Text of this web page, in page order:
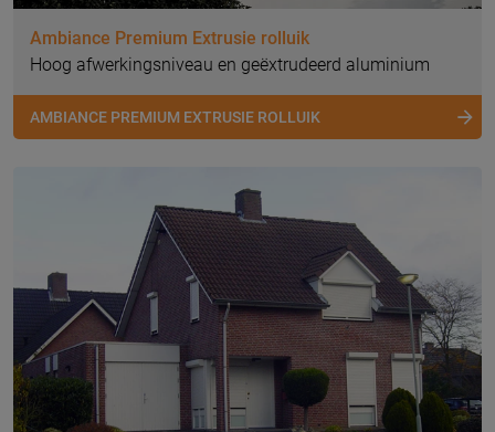
Ambiance Premium Extrusie rolluik
Hoog afwerkingsniveau en geëxtrudeerd aluminium
AMBIANCE PREMIUM EXTRUSIE ROLLUIK